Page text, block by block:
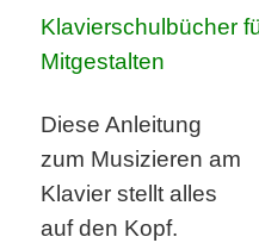
Klavierschulbücher
Mitgestalten
Diese Anleitung
zum Musizieren am
Klavier stellt alles
auf den Kopf.